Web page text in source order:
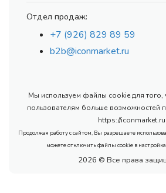
Отдел продаж:
+7 (926) 829 89 59
b2b@iconmarket.ru
Мы используем файлы cookie для того,
пользователям больше возможностей
https://iconmarket.ru
Продолжая работу с сайтом, Вы разрешаете
можете отключить файлы cookie в
2026 © Все права